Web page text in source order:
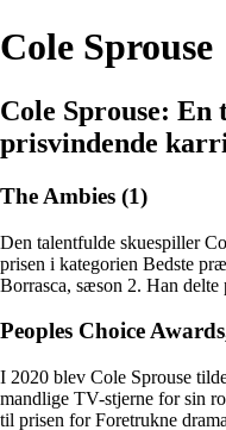
Cole Sprouse
Cole Sprouse:
prisvindende
The Ambies (1)
Den talentfulde skuespiller
prisen i kategorien Bedste
Borrasca, sæson 2. Han delte
Peoples Choice
I 2020 blev Cole Sprouse
mandlige TV-stjerne for sin
til prisen for Foretrukne